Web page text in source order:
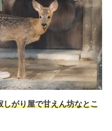
しがり屋で甘えん坊なとこ